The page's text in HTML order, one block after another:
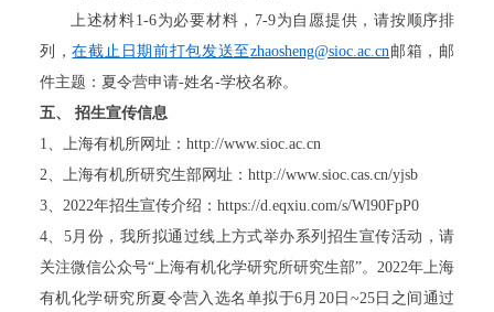
上述材料1-6为必要材料， 7-9为自愿提供，请按顺序排
列，在截止日期前打包发送至zhaosheng@sioc.ac.cn邮箱，邮
件主题：夏令营申请-姓名-学校名称。
五、
招生宣传信息
1、上海有机所网址： http://www.sioc.ac.cn
2、上海有机所研究生部网址： http://www.sioc.cas.cn/yjsb
3、 2022年招生宣传介绍： https://d.eqxiu.com/s/Wl90FpP0
4、 5月份，我所拟通过线上方式举办系列招生宣传活动，请
关注微信公众号“上海有机化学研究所研究生部”。 2022年上海
有机化学研究所夏令营入选名单拟于6月 20日 ~25日之间通过